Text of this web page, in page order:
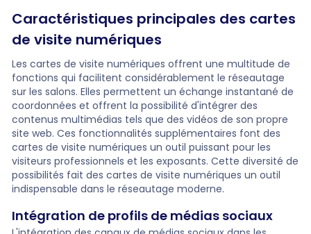
Caractéristiques principales des cartes
de visite numériques
Les cartes de visite numériques offrent une multitude de
fonctions qui facilitent considérablement le réseautage
sur les salons. Elles permettent un échange instantané de
coordonnées et offrent la possibilité d'intégrer des
contenus multimédias tels que des vidéos de son propre
site web. Ces fonctionnalités supplémentaires font des
cartes de visite numériques un outil puissant pour les
visiteurs professionnels et les exposants. Cette diversité de
possibilités fait des cartes de visite numériques un outil
indispensable dans le réseautage moderne.
Intégration de profils de médias sociaux